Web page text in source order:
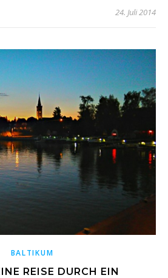
24. Juli 2014
BALTIKUM
REISE DURCH EIN